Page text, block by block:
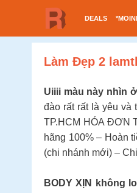
nội
DEALS
Làm Đẹp 2
Uiiii màu này nhìn
đào rất rất là yêu và
TP.HCM HÓA ĐƠN
hãng 100% – Hoàn
(chi nhánh mới) –
BODY XỊN không